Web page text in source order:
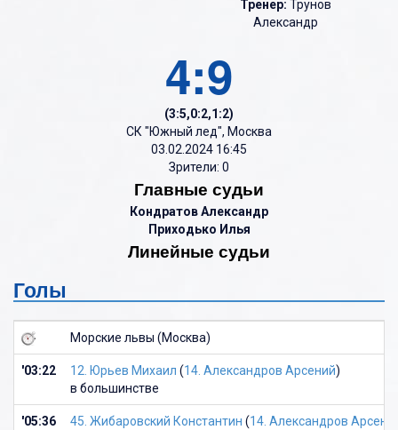
Тренер: Трунов
Александр
4:9
(3:5,0:2,1:2)
СК "Южный лед", Москва
03.02.2024 16:45
Зрители: 0
Главные судьи
Кондратов Александр
Приходько Илья
Линейные судьи
Голы
Морские львы (Москва)
'03:22 12. Юрьев Михаил (14. Александров Арсений)
в большинстве
'05:36 45. Жибаровский Константин (14. Александров